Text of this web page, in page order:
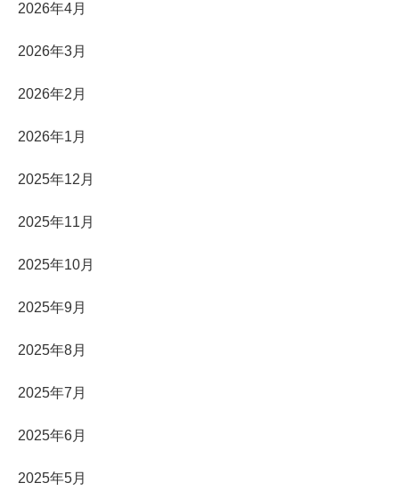
2026年4月
2026年3月
2026年2月
2026年1月
2025年12月
2025年11月
2025年10月
2025年9月
2025年8月
2025年7月
2025年6月
2025年5月